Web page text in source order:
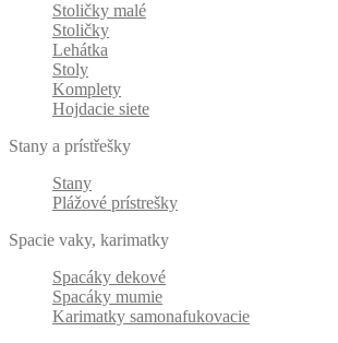
Stoličky malé
Stoličky
Lehátka
Stoly
Komplety
Hojdacie siete
Stany a prístřešky
Stany
Plážové prístrešky
Spacie vaky, karimatky
Spacáky dekové
Spacáky mumie
Karimatky samonafukovacie